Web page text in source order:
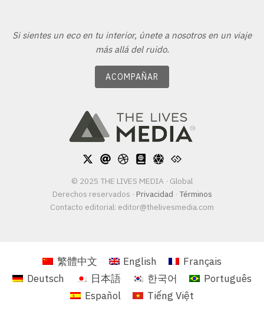
Si sientes un eco en tu interior, únete a nosotros en un viaje
más allá del ruido.
ACOMPAÑAR
© 2025 THE LIVES MEDIA · Global
Derechos reservados · Privacidad · Términos
Contacto editorial: editor@thelivesmedia.com
繁體中文 English
Français
Deutsch
日本語 한국어
Português
Español
Tiếng Việt